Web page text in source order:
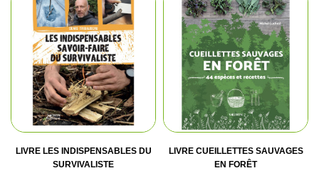
LIVRE LES INDISPENSABLES DU
SURVIVALISTE
LIVRE CUEILLETTES SAUVAGES
EN FORÊT